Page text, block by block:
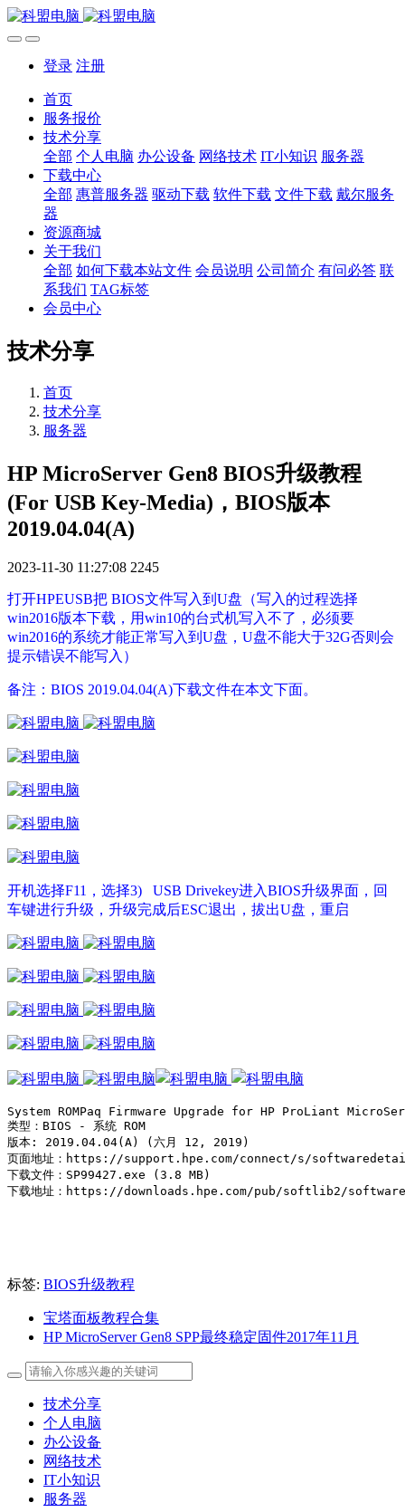
登录 注册
首页
服务报价
技术分享
全部 个人电脑 办公设备 网络技术 IT小知识 服务器
下载中心
全部 惠普服务器 驱动下载 软件下载 文件下载 戴尔服务
器
资源商城
关于我们
全部 如何下载本站文件 会员说明 公司简介 有问必答 联
系我们 TAG标签
会员中心
技术分享
首页
技术分享
服务器
HP MicroServer Gen8 BIOS升级教程
(For USB Key-Media)，BIOS版本
2019.04.04(A)
2023-11-30 11:27:08 2245
打开HPEUSB把 BIOS文件写入到U盘（写入的过程选择
win2016版本下载，用win10的台式机写入不了，必须要
win2016的系统才能正常写入到U盘，U盘不能大于32G否则会
提示错误不能写入）
备注：BIOS 2019.04.04(A)下载文件在本文下面。
开机选择F11，选择3) USB Drivekey进入BIOS升级界面，回
车键进行升级，升级完成后ESC退出，拔出U盘，重启
System ROMPaq Firmware Upgrade for HP ProLiant
类型：BIOS - 系统 ROM
版本: 2019.04.04(A) (六月 12, 2019)
页面地址：https://support.hpe.com/connect/s/
下载文件：SP99427.exe (3.8 MB)
下载地址：https://downloads.hpe.com/pub/softlib2/
标签: BIOS升级教程
宝塔面板教程合集
HP MicroServer Gen8 SPP最终稳定固件2017年11月
技术分享
个人电脑
办公设备
网络技术
IT小知识
服务器